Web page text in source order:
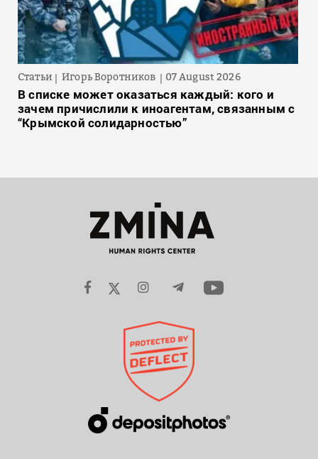
Статьи Игорь Воротников 07 August 2026
В списке может оказаться каждый: кого и
зачем причислили к иноагентам, связанным с
“Крымской солидарностью”